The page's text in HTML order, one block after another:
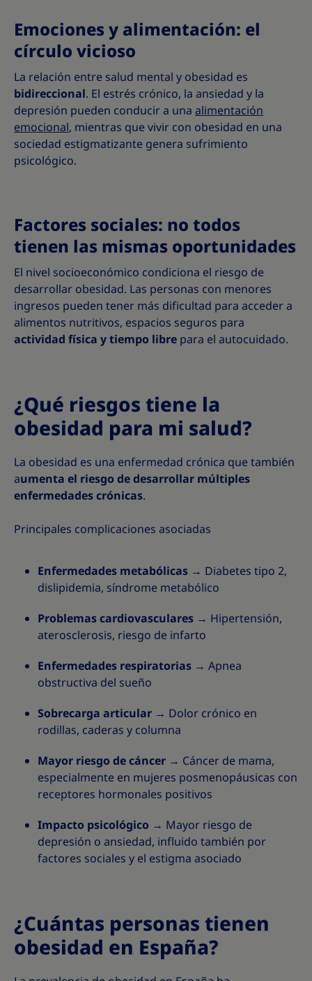
Emociones y alimentación: el
círculo vicioso
La relación entre salud mental y obesidad es
bidireccional. El estrés crónico, la ansiedad y la
depresión pueden conducir a una alimentación
emocional, mientras que vivir con obesidad en una
sociedad estigmatizante genera sufrimiento
psicológico.
Factores sociales: no todos
tienen las mismas oportunidades
El nivel socioeconómico condiciona el riesgo de
desarrollar obesidad. Las personas con menores
ingresos pueden tener más dificultad para acceder a
alimentos nutritivos, espacios seguros para
actividad física y tiempo libre para el autocuidado.
¿Qué riesgos tiene la
obesidad para mi salud?
La obesidad es una enfermedad crónica que también
aumenta el riesgo de desarrollar múltiples
enfermedades crónicas.
Principales complicaciones asociadas
Enfermedades metabólicas → Diabetes tipo 2,
dislipidemia, síndrome metabólico
Problemas cardiovasculares → Hipertensión,
aterosclerosis, riesgo de infarto
Enfermedades respiratorias → Apnea
obstructiva del sueño
Sobrecarga articular → Dolor crónico en
rodillas, caderas y columna
Mayor riesgo de cáncer → Cáncer de mama,
especialmente en mujeres posmenopáusicas con
receptores hormonales positivos
Impacto psicológico → Mayor riesgo de
depresión o ansiedad, influido también por
factores sociales y el estigma asociado
¿Cuántas personas tienen
obesidad en España?